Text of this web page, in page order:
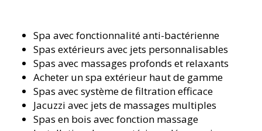
Spa avec fonctionnalité anti-bactérienne
Spas extérieurs avec jets personnalisables
Spas avec massages profonds et relaxants
Acheter un spa extérieur haut de gamme
Spas avec système de filtration efficace
Jacuzzi avec jets de massages multiples
Spas en bois avec fonction massage